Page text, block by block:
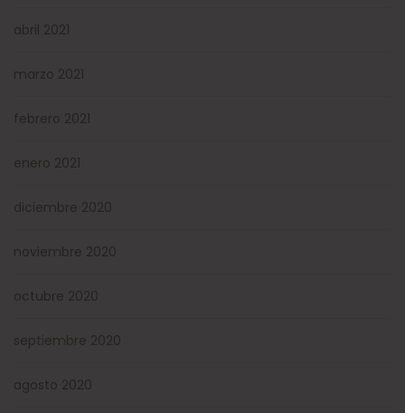
abril 2021
marzo 2021
febrero 2021
enero 2021
diciembre 2020
noviembre 2020
octubre 2020
septiembre 2020
agosto 2020